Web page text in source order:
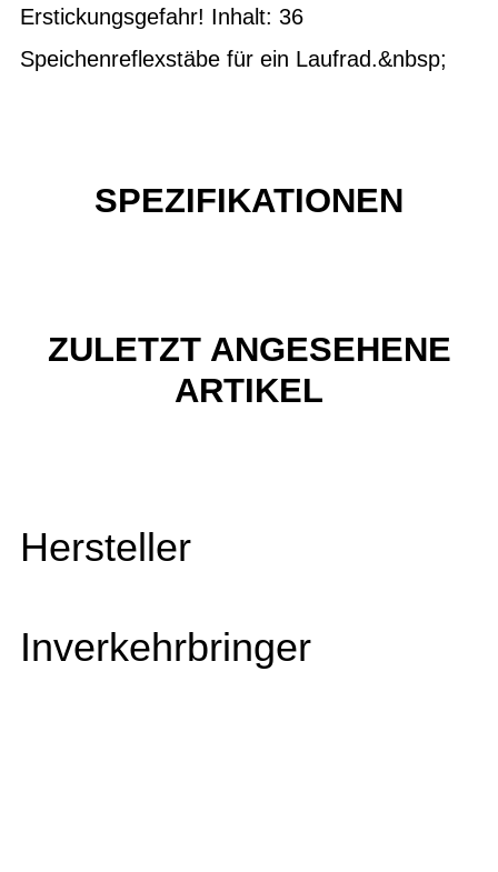
Erstickungsgefahr! Inhalt: 36
Speichenreflexstäbe für ein Laufrad.&nbsp;
SPEZIFIKATIONEN
ZULETZT ANGESEHENE
ARTIKEL
Hersteller
Inverkehrbringer